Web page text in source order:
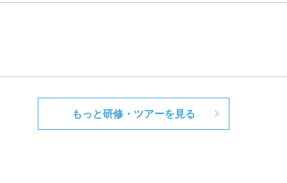
もっと研修・ツアーを見る